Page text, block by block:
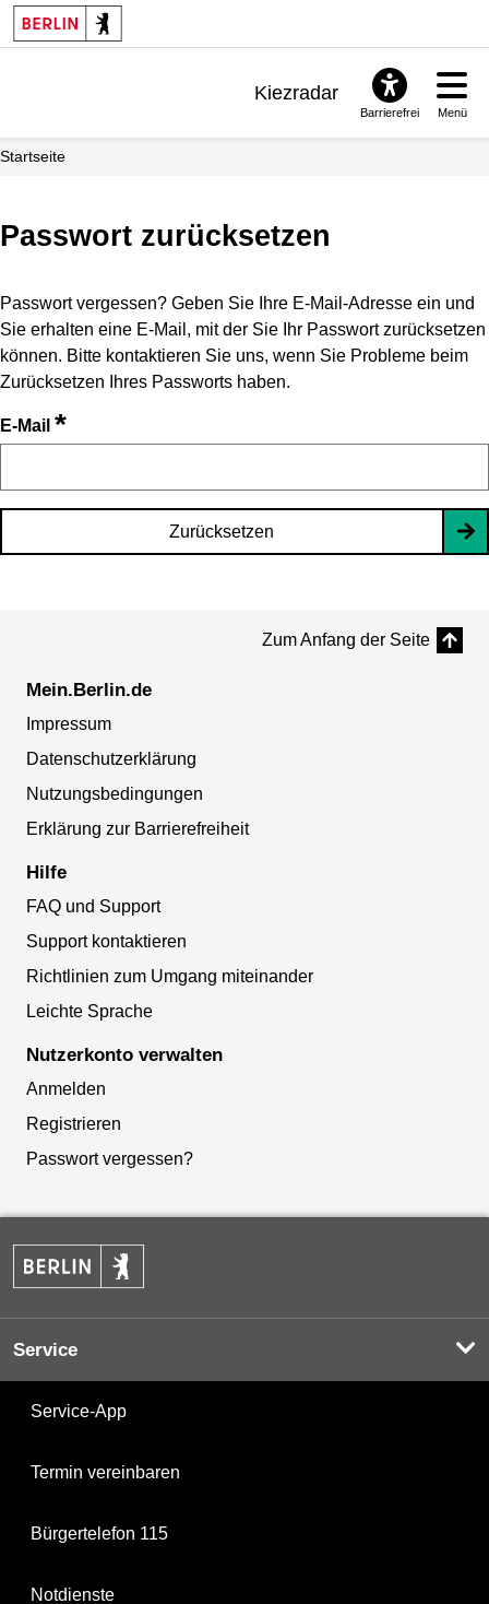
Kiezradar
Barrierefrei Menü
Startseite
Passwort zurücksetzen
Passwort vergessen? Geben Sie Ihre E-Mail-Adresse ein und
Sie erhalten eine E-Mail, mit der Sie Ihr Passwort zurücksetzen
können. Bitte kontaktieren Sie uns, wenn Sie Probleme beim
Zurücksetzen Ihres Passworts haben.
E-Mail *
Zurücksetzen
Zum Anfang der Seite
Mein.Berlin.de
Impressum
Datenschutzerklärung
Nutzungsbedingungen
Erklärung zur Barrierefreiheit
Hilfe
FAQ und Support
Support kontaktieren
Richtlinien zum Umgang miteinander
Leichte Sprache
Nutzerkonto verwalten
Anmelden
Registrieren
Passwort vergessen?
Service
Service-App
Termin vereinbaren
Bürgertelefon 115
Notdienste